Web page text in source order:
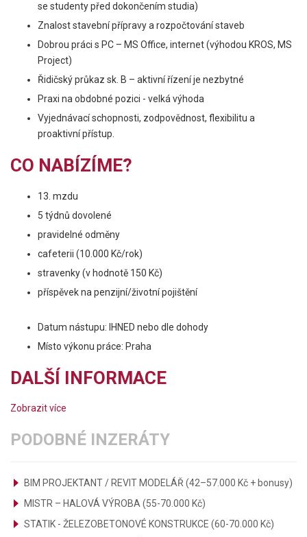
se studenty před dokončením studia)
Znalost stavební přípravy a rozpočtování staveb
Dobrou práci s PC – MS Office, internet (výhodou KROS, MS
Project)
Řidičský průkaz sk. B – aktivní řízení je nezbytné
Praxi na obdobné pozici - velká výhoda
Vyjednávací schopnosti, zodpovědnost, flexibilitu a
proaktivní přístup.
CO NABÍZÍME?
13. mzdu
5 týdnů dovolené
pravidelné odměny
cafeterii (10.000 Kč/rok)
stravenky (v hodnotě 150 Kč)
příspěvek na penzijní/životní pojištění
Datum nástupu: IHNED nebo dle dohody
Místo výkonu práce: Praha
DALŠÍ INFORMACE
Zobrazit více
PODOBNÉ INZERÁTY
BIM PROJEKTANT / REVIT MODELÁŘ (42–57.000 Kč + bonusy)
MISTR – HALOVÁ VÝROBA (55-70.000 Kč)
STATIK - ŽELEZOBETONOVÉ KONSTRUKCE (60-70.000 Kč)